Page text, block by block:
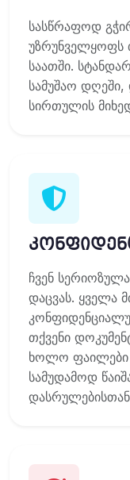
სასწრაფოდ
უზრუნველყოფს
საათში.
სამუშაო
სირთულის
ჩვენ
დაცვას. ყველა
თქვენი
ხოლო ფაილები
სამუდამოდ